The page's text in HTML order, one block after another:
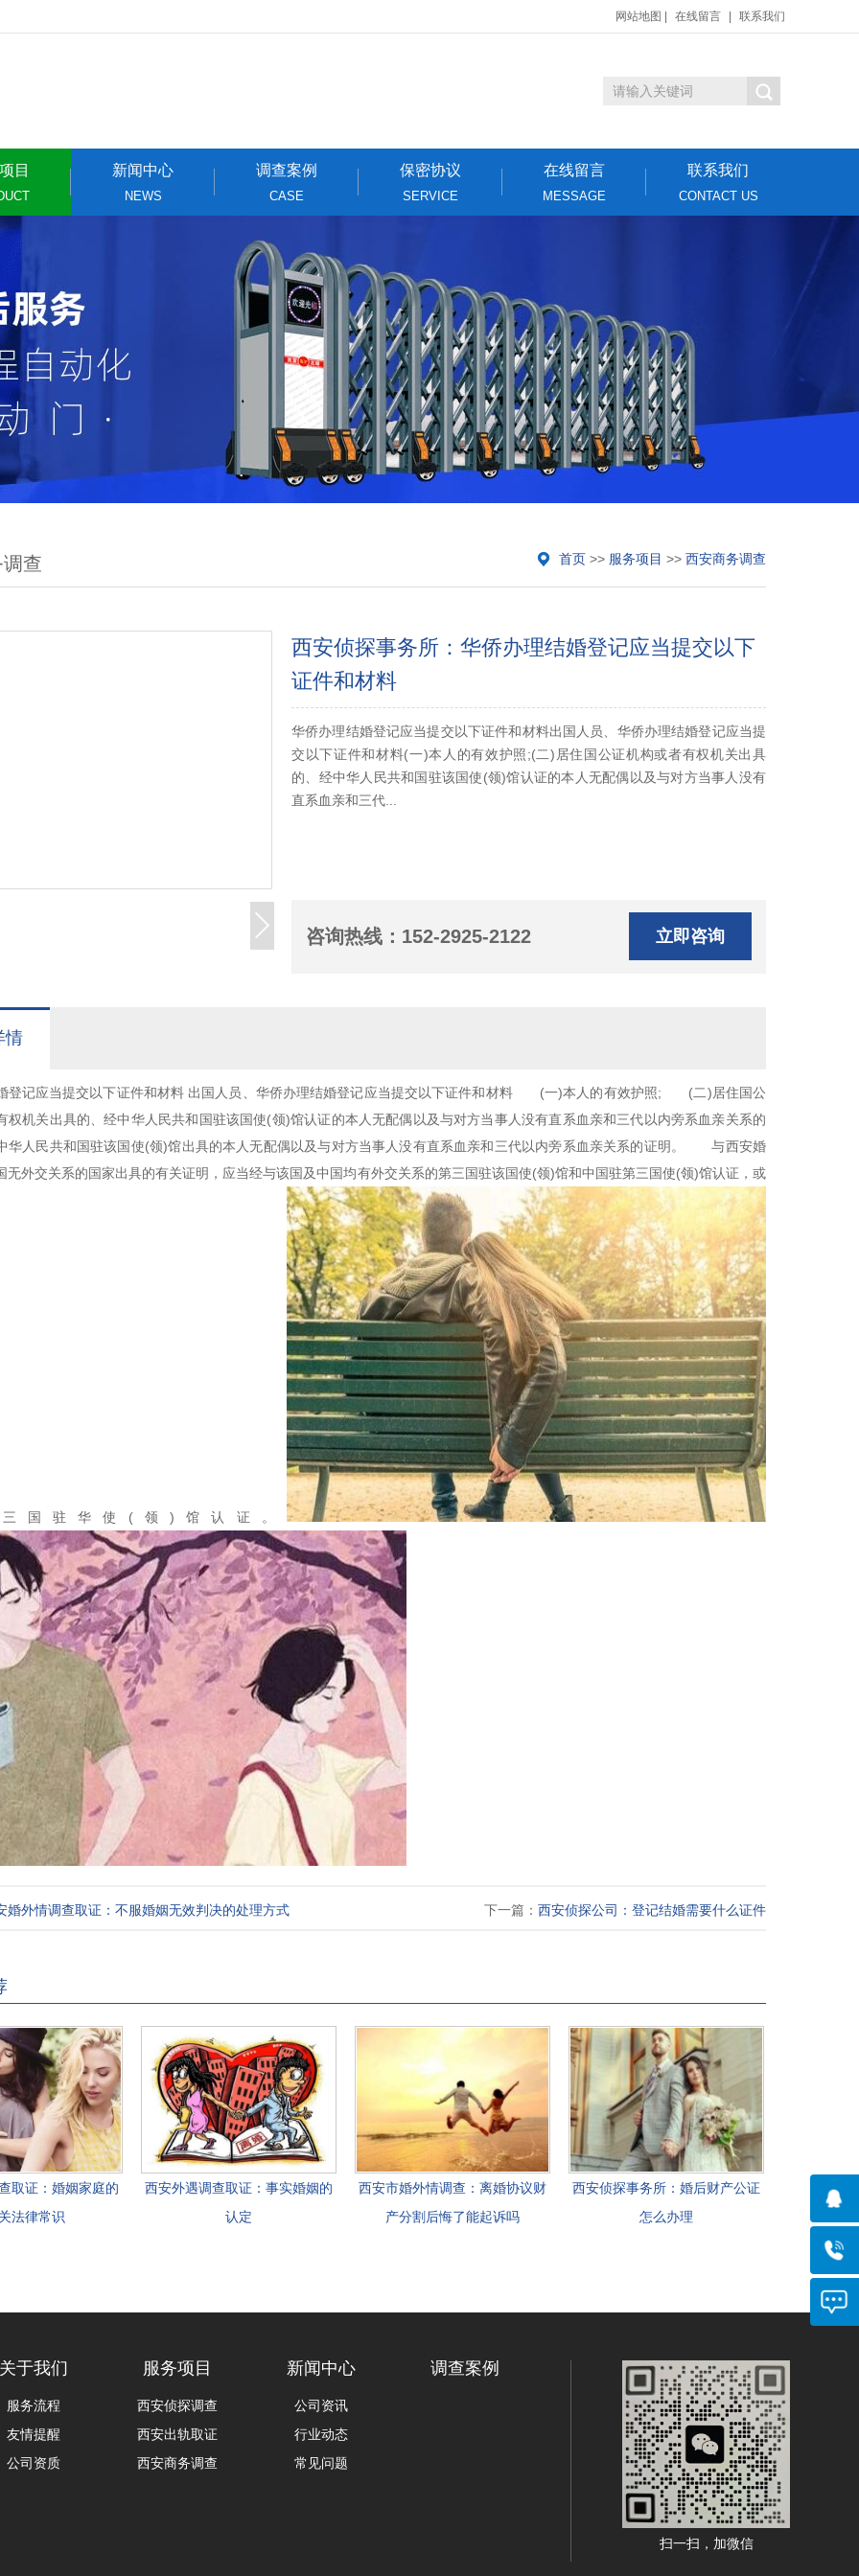
网站地图 在线留言 联系我们
目 新闻中心
NEWS
调查案例
CASE
保密协议
SERVICE
在线留言
MESSAGE
联系我们
CONTACT US
首页 >> 服务项目 >> 西安商务调查
查
西安侦探事务所：华侨办理结婚登记应当提交以下
证件和材料
华侨办理结婚登记应当提交以下证件和材料出国人员、华侨办理结婚登记应当提
交以下证件和材料(一)本人的有效护照;(二)居住国公证机构或者有权机关出具
的、经中华人民共和国驻该国使(领)馆认证的本人无配偶以及与对方当事人没有
直系血亲和三代...
咨询热线： 152-2925-2122 立即咨询
情
登记应当提交以下证件和材料 出国人员、华侨办理结婚登记应当提交以下证件和材料 (一)本人的有效护照; (二)居住国公
权机关出具的、经中华人民共和国驻该国使(领)馆认证的本人无配偶以及与对方当事人没有直系血亲和三代以内旁系血亲关系的
华人民共和国驻该国使(领)馆出具的本人无配偶以及与对方当事人没有直系血亲和三代以内旁系血亲关系的证明。 与西安婚
无外交关系的国家出具的有关证明，应当经与该国及中国均有外交关系的第三国驻该国使(领)馆和中国驻第三国使(领)馆认证，或
三国驻华使(领)馆认证。
婚外情调查取证：不服婚姻无效判决的处理方式 下一篇： 西安侦探公司：登记结婚需要什么证件
取证：婚姻家庭的
法律常识
西安外遇调查取证：事实婚姻的
认定
西安市婚外情调查：离婚协议财
产分割后悔了能起诉吗
西安侦探事务所：婚后财产公证
怎么办理
关于我们
服务流程
友情提醒
公司资质
服务项目
西安侦探调查
西安出轨取证
西安商务调查
新闻中心
公司资讯
行业动态
常见问题
调查案例
扫一扫，加微信